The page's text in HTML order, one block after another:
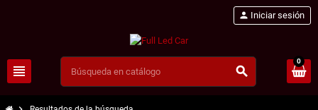
view_headline search
person Iniciar sesión
0